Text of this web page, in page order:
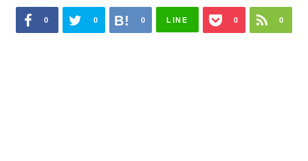
0 0 0 LINE 0 0